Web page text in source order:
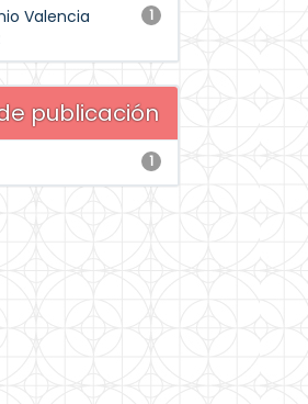
1
Valencia
publicación
1